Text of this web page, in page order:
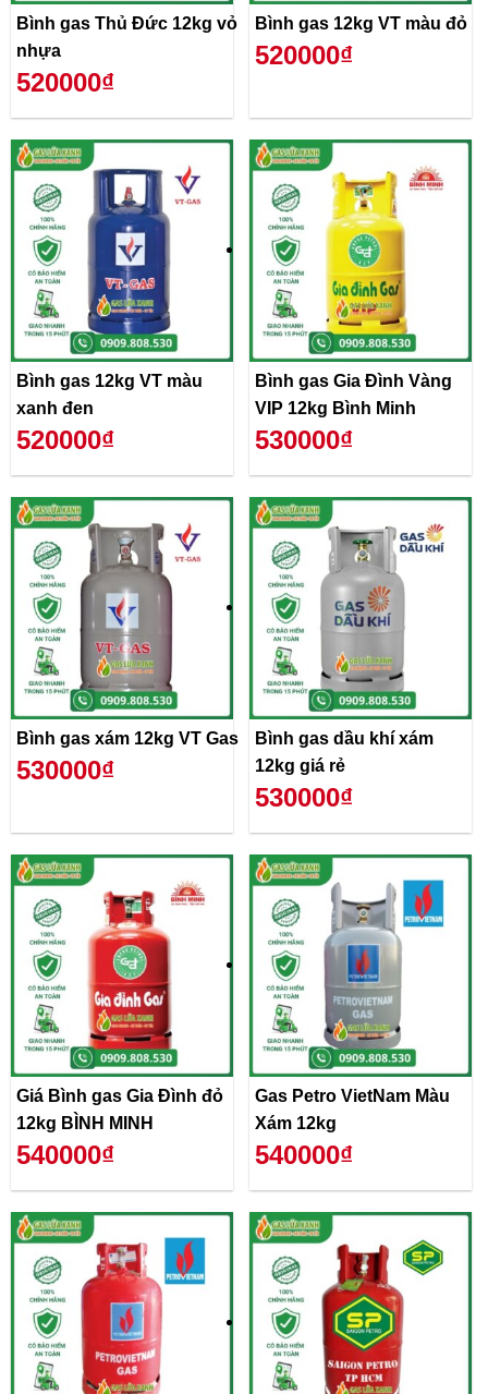
Bình gas Thủ Đức 12kg vỏ
nhựa
520000₫
Bình gas 12kg VT màu đỏ
520000₫
Bình gas 12kg VT màu
xanh đen
520000₫
Bình gas Gia Đình Vàng
VIP 12kg Bình Minh
530000₫
Bình gas xám 12kg VT Gas
530000₫
Bình gas dầu khí xám
12kg giá rẻ
530000₫
Giá Bình gas Gia Đình đỏ
12kg BÌNH MINH
540000₫
Gas Petro VietNam Màu
Xám 12kg
540000₫